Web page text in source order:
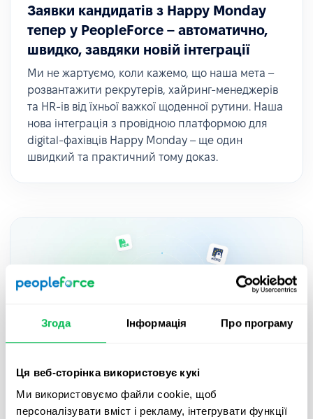
Згода Інформація Про програму
Ця веб-сторінка використовує кукі
Ми використовуємо файли cookie, щоб
персоналізувати вміст і рекламу, інтегрувати функції
Заявки кандидатів з Happy Monday
тепер у PeopleForce – автоматично,
швидко, завдяки новій інтеграції
Ми не жартуємо, коли кажемо, що наша мета –
розвантажити рекрутерів, хайринг-менеджерів
та HR-ів від їхньої важкої щоденної рутини. Наша
нова інтеграція з провідною платформою для
digital-фахівців Happy Monday – ще один
швидкий та практичний тому доказ.